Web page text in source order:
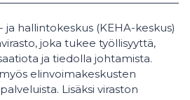
ja hallintokeskus (KEHA-keskus)
joka tukee työllisyyttä,
ja tiedolla johtamista.
elinvoimakeskusten
Lisäksi viraston